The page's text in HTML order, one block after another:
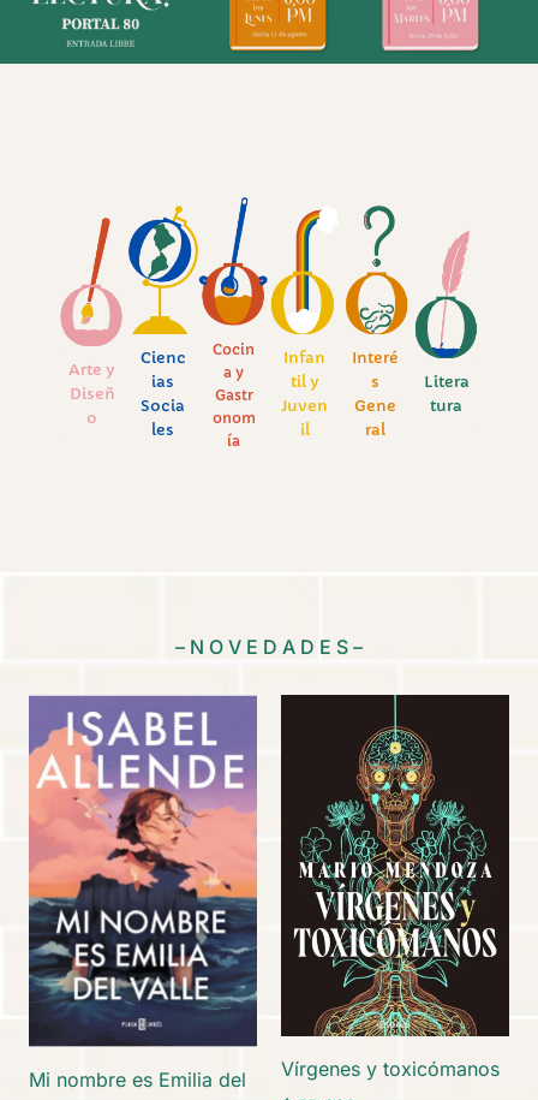
Arte y
Diseñ
o
Cienc
ias
Socia
les
Cocin
a y
Gastr
onom
ía
Infan
til y
Juven
il
Interé
s
Gene
ral
Litera
tura
– N O V E D A D E S –
Mi nombre es Emilia del
Vírgenes y toxicómanos